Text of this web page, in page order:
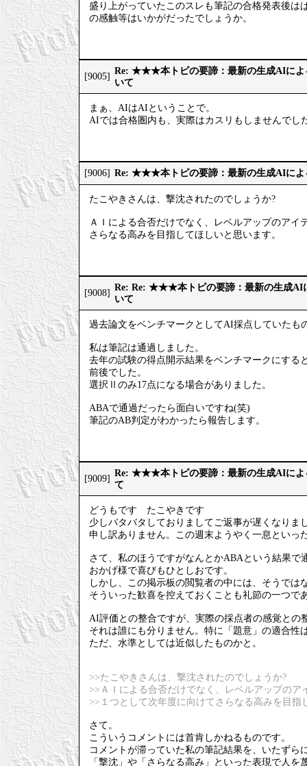
盛り上がっていたこのスレも筆記の合格発表後
の感触等はいかがだったでしょうか。
[9005]
Re: ★★★本トピの要諦：最新の生成AIによ
いて
まぁ、AIはAIということで。
AIでは合格圏内も、実際はカスリもしませんでし
[9006] Re: ★★★本トピの要諦：最新の生成AIによ
たこやきさんは、撃沈されたのでしょうか?
ＡＩによる合否だけでなく、レベルアップのアイ
さらなる高みを目指してほしいと思います。
[9008]
Re: Re: ★★★本トピの要諦：最新の生成AI
いて
過去論文をベンチマークとしてAI採点していたも
私は筆記は通過しました。
去年の試験の得点開示結果をベンチマークにす
前後でした。
選択Ⅱのみ17点になる場合がありました。
ABAで通過だったら面白いですね(笑)
筆記のAB判定がわかったら報告します。
[9009]
Re: ★★★本トピの要諦：最新の生成AIによ
て
どうもです たこやきです
少しバタバタしておりましてご返事が遅くなりま
申し訳ありません。この週末ようやく一息といっ
さて、私のほうですがなんとかABAという結果で
おかげ様で喜びもひとしおです。
しかし、この掲示板の閲覧者の中には、そうでは
そういった歓喜を控えておくことも礼節の一つで
AI評価との整合ですが、実際の採点者の感覚との
それは誰にも分りません。特に「題意」の適合性
ただ、水準としては近似したものかと。
>>たこやきさんは、撃沈されたのでしょうか?
>>ＡＩによる合否だけでなく、レベルアップのア
>>１つとして次年度に向けてさらなる高みを目指
さて。
こういうコメントには首肯しかねるものです。
コメントが滞っていた私の筆記結果を、いたずら
「撃沈」や「さらなる高み」といった表現で人を